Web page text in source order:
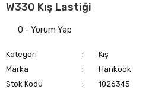
W330 Kış Lastiği
0 - Yorum Yap
Kategori
Kış
Marka
Hankook
Stok Kodu
1026345